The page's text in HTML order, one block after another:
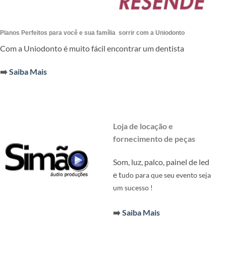
Planos Perfeitos para você e sua família sorrir com a Uniodonto
Com a Uniodonto é muito fácil encontrar um dentista
➡️Saiba Mais
Loja de locação e
fornecimento de peças
Som, luz, palco, painel de led
e tudo para que seu evento seja
um sucesso !
➡️Saiba Mais